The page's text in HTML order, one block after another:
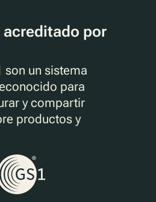
acreditado por
son un sistema
para
y compartir
productos y